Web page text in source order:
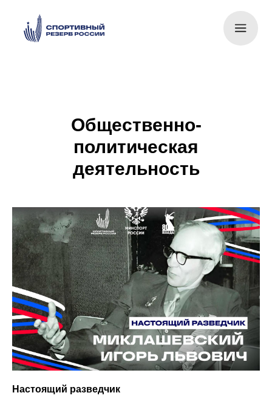
Общественно-
политическая
деятельность
Настоящий разведчик